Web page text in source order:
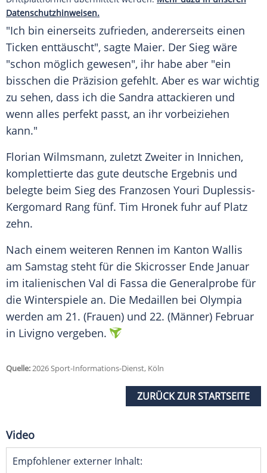
Datenschutzhinweisen.
"Ich bin einerseits zufrieden, andererseits einen
Ticken enttäuscht", sagte Maier. Der Sieg wäre
"schon möglich gewesen", ihr habe aber "ein
bisschen die Präzision gefehlt. Aber es war wichtig
zu sehen, dass ich die Sandra attackieren und
wenn alles perfekt passt, an ihr vorbeiziehen
kann."
Florian Wilmsmann, zuletzt Zweiter in Innichen,
komplettierte das gute deutsche Ergebnis und
belegte beim Sieg des Franzosen Youri Duplessis-
Kergomard Rang fünf. Tim Hronek fuhr auf Platz
zehn.
Nach einem weiteren Rennen im Kanton Wallis
am Samstag steht für die Skicrosser Ende Januar
im italienischen Val di Fassa die Generalprobe für
die Winterspiele an. Die Medaillen bei Olympia
werden am 21. (Frauen) und 22. (Männer) Februar
in Livigno vergeben.
Quelle:2026 Sport-Informations-Dienst, Köln
ZURÜCK ZUR STARTSEITE
Video
Empfohlener externer Inhalt: